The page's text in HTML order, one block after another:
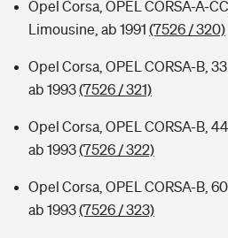
Opel Corsa, OPEL CORSA-A-
Limousine, ab 1991 (7526 / 320)
Opel Corsa, OPEL CORSA-B,
ab 1993(7526 / 321)
Opel Corsa, OPEL CORSA-B,
ab 1993(7526 / 322)
Opel Corsa, OPEL CORSA-B,
ab 1993(7526 / 323)